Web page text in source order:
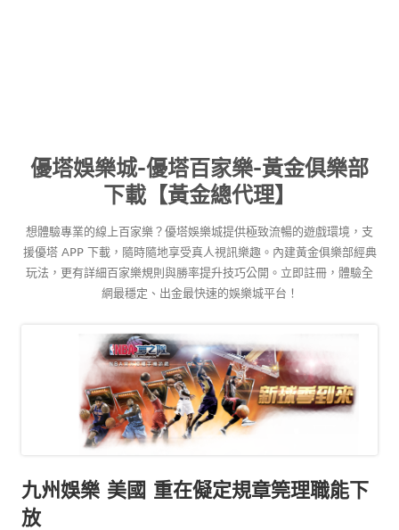
優塔娛樂城-優塔百家樂-黃金俱樂部
下載【黃金總代理】
想體驗專業的線上百家樂？優塔娛樂城提供極致流暢的遊戲環境，支
援優塔 APP 下載，隨時隨地享受真人視訊樂趣。內建黃金俱樂部經典
玩法，更有詳細百家樂規則與勝率提升技巧公開。立即註冊，體驗全
網最穩定、出金最快速的娛樂城平台！
九州娛樂 美國 重在儗定規章筦理職能下
放